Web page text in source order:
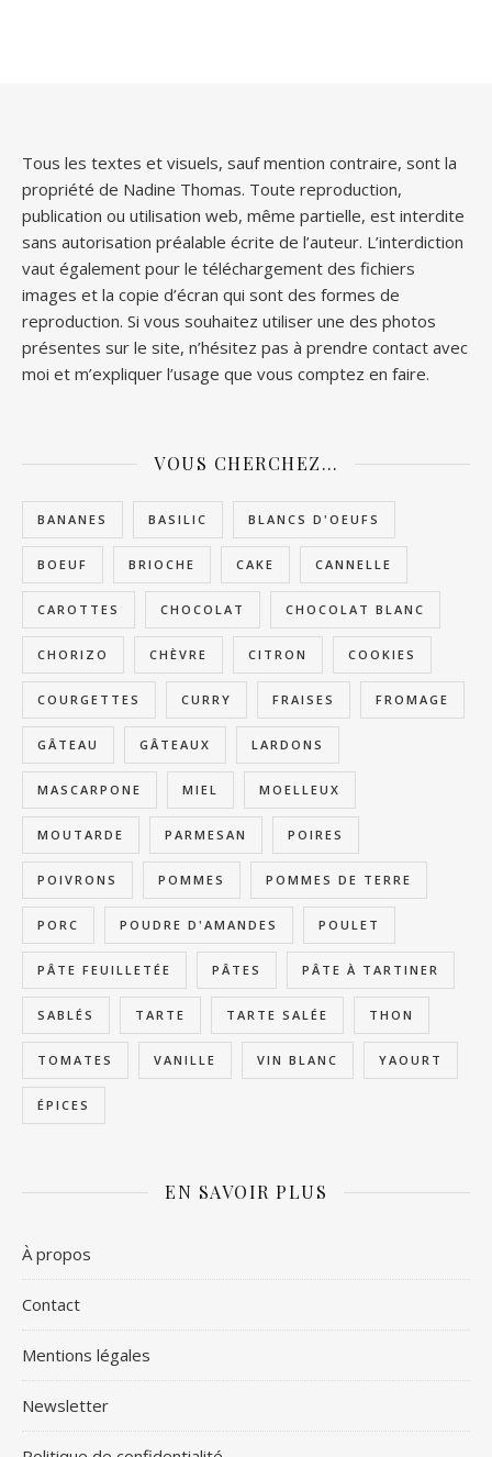
Tous les textes et visuels, sauf mention contraire, sont la
propriété de Nadine Thomas. Toute reproduction,
publication ou utilisation web, même partielle, est interdite
sans autorisation préalable écrite de l’auteur. L’interdiction
vaut également pour le téléchargement des fichiers
images et la copie d’écran qui sont des formes de
reproduction. Si vous souhaitez utiliser une des photos
présentes sur le site, n’hésitez pas à prendre contact avec
moi et m’expliquer l’usage que vous comptez en faire.
VOUS CHERCHEZ…
BANANES BASILIC BLANCS D'OEUFS
BOEUF BRIOCHE CAKE CANNELLE
CAROTTES CHOCOLAT CHOCOLAT BLANC
CHORIZO CHÈVRE CITRON COOKIES
COURGETTES CURRY FRAISES FROMAGE
GÂTEAU GÂTEAUX LARDONS
MASCARPONE MIEL MOELLEUX
MOUTARDE PARMESAN POIRES
POIVRONS POMMES POMMES DE TERRE
PORC POUDRE D'AMANDES POULET
PÂTE FEUILLETÉE PÂTES PÂTE À TARTINER
SABLÉS TARTE TARTE SALÉE THON
TOMATES VANILLE VIN BLANC YAOURT
ÉPICES
EN SAVOIR PLUS
À propos
Contact
Mentions légales
Newsletter